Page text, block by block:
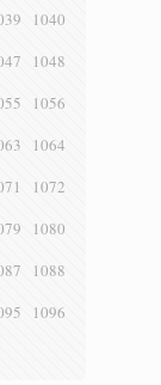
1040
1048
1056
1064
1072
1080
1088
1096